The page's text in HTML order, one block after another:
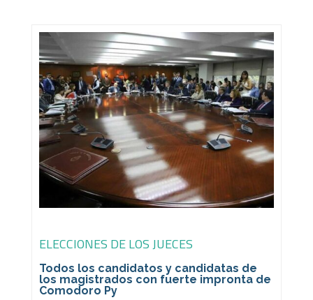
ELECCIONES DE LOS JUECES
Todos los candidatos y candidatas de
los magistrados con fuerte impronta de
Comodoro Py